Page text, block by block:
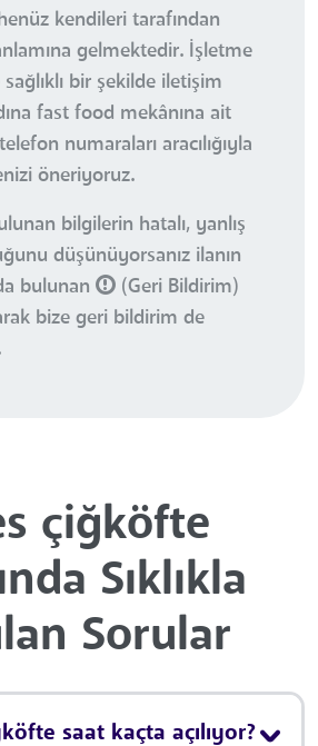
kendileri tarafından
gelmektedir. İşletme
sağlıklı bir şekilde iletişim
fast food mekânına ait
numaraları aracılığıyla
öneriyoruz.
bilgilerin hatalı, yanlış
düşünüyorsanız ilanın
bulunan
(Geri Bildirim)
bize geri bildirim de
çiğköfte
Sıklıkla
Sorular
saat kaçta açılıyor?